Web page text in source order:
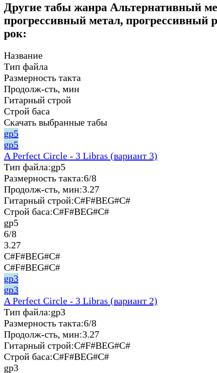
Другие табы жанра Альтернативный
прогрессивный метал, прогрессивный
рок:
Название
Тип файла
Размерность такта
Продолж-сть, мин
Гитарный строй
Строй баса
Скачать выбранные табы
gp5
gp5
A Perfect Circle - 3 Libras (вариант 3)
Тип файла:gp5
Размерность такта:6/8
Продолж-сть, мин:3.27
Гитарный строй:C#F#BEG#C#
Строй баса:C#F#BEG#C#
gp5
6/8
3.27
C#F#BEG#C#
C#F#BEG#C#
gp3
gp3
A Perfect Circle - 3 Libras (вариант 2)
Тип файла:gp3
Размерность такта:6/8
Продолж-сть, мин:3.27
Гитарный строй:C#F#BEG#C#
Строй баса:C#F#BEG#C#
gp3